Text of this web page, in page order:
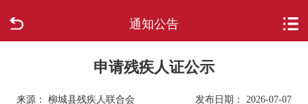
通知公告
新闻中心
申请残疾人证公示
来源： 柳城县残疾人联合会 发布日期： 2026-07-07